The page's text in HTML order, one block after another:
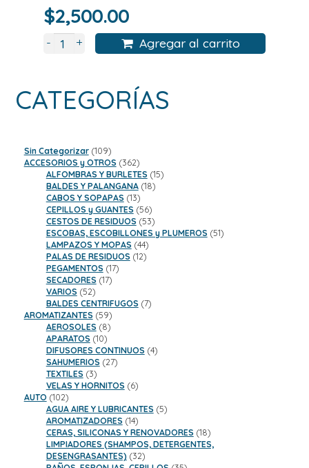
$2,500.00
- + Agregar al carrito
CATEGORÍAS
Sin Categorizar 109109
productos
ACCESORIOS y OTROS 362362
productos
ALFOMBRAS Y BURLETES 1515
BALDES Y PALANGANA 1818
CABOS Y SOPAPAS 1313
productos
CEPILLOS y GUANTES 5656
productos
CESTOS DE RESIDUOS 5353
productos
ESCOBAS, ESCOBILLONES y PLUMEROS 5151
LAMPAZOS Y MOPAS 4444
productos
PALAS DE RESIDUOS 1212
PEGAMENTOS 1717
SECADORES 1717
VARIOS 5252
productos
BALDES CENTRIFUGOS 77
AROMATIZANTES 5959
productos
AEROSOLES 88
productos
APARATOS 1010
productos
DIFUSORES CONTINUOS 44
SAHUMERIOS 2727
TEXTILES 33
productos
VELAS Y HORNITOS 66
AUTO 102102
productos
AGUA AIRE Y LUBRICANTES 55
AROMATIZADORES 1414
productos
CERAS, SILICONAS Y RENOVADORES 1818
productos
LIMPIADORES (SHAMPOS, DETERGENTES,
DESENGRASANTES) 3232